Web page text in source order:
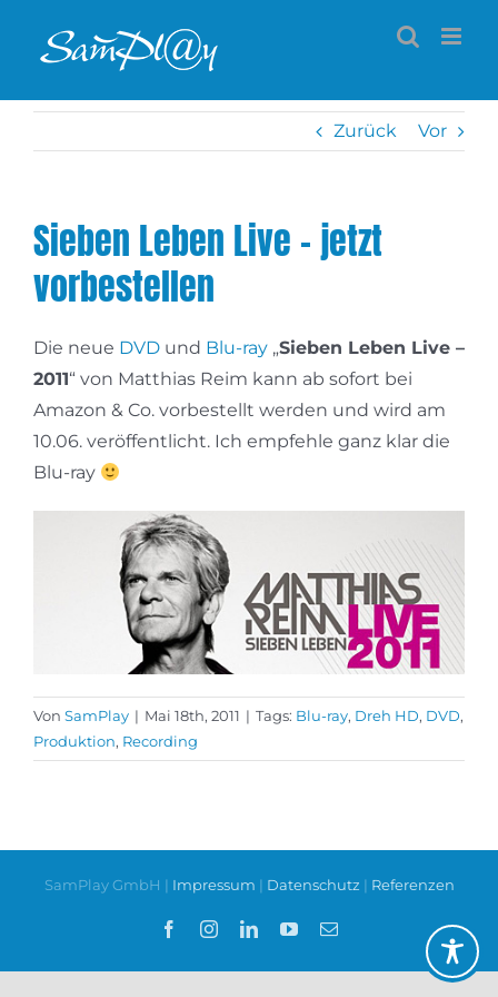
Inhalt
Zurück Vor
Sieben Leben Live – jetzt
vorbestellen
Die neue DVD und Blu-ray „Sieben Leben Live –
2011“ von Matthias Reim kann ab sofort bei
Amazon & Co. vorbestellt werden und wird am
10.06. veröffentlicht. Ich empfehle ganz klar die
Blu-ray
Von SamPlay | Mai 18th, 2011 | Tags: Blu-ray, Dreh HD, DVD,
Produktion, Recording
SamPlay GmbH | Impressum | Datenschutz | Referenzen
FacebookInstagramLinkedInYouTube
E-